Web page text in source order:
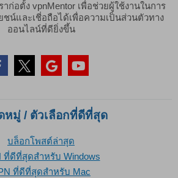
าก่อตั้ง vpnMentor เพื่อช่วยผู้ใช้งานในการ
น์และเชี่อถือได้เพื่อความเป็นส่วนตัวทาง
ออนไลน์ที่ดียิ่งขึ้น
หมู่ / ตัวเลือกที่ดีที่สุด
บล็อกโพสต์ล่าสุด
ที่ดีที่สุดสำหรับ Windows
ที่ดีที่สุดสำหรับ Mac